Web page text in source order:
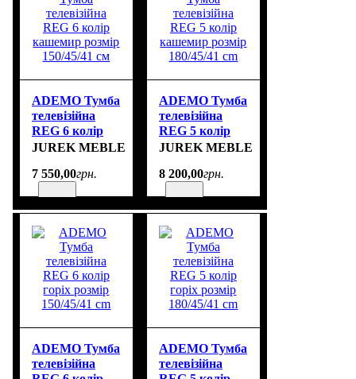
ADEMO Тумба
телевізійна
REG 6 колір
кашемир
150/45/41 см
JUREK MEBLE
7 550,00грн.
ADEMO Тумба
телевізійна
REG 5 колір
кашемир
180/45/41 cm
JUREK MEBLE
8 200,00грн.
ADEMO Тумба
телевізійна
ADEMO Тумба
телевізійна